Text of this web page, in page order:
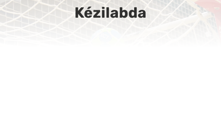
Kézilabda